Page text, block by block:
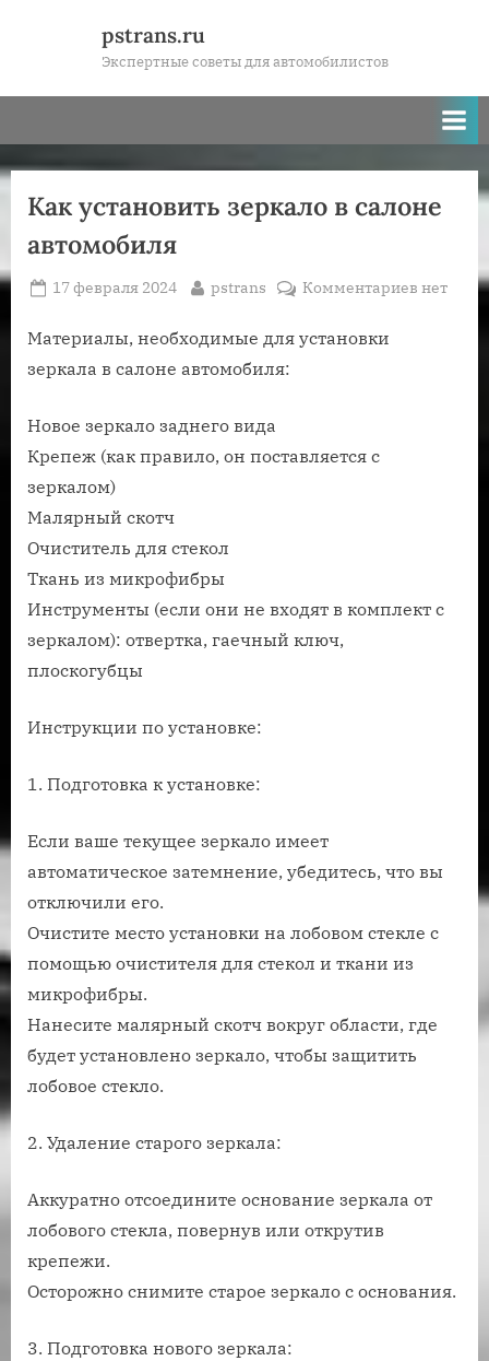
pstrans.ru
Экспертные советы для автомобилистов
Как установить зеркало в салоне
автомобиля
Posted
17 февраля 2024 By
pstrans Комментариевкнет
Материалы, необходимые для установки
зеркала в салоне автомобиля:
Новое зеркало заднего вида
Крепеж (как правило, он поставляется с
зеркалом)
Малярный скотч
Очиститель для стекол
Ткань из микрофибры
Инструменты (если они не входят в комплект с
зеркалом): отвертка, гаечный ключ,
плоскогубцы
Инструкции по установке:
1. Подготовка к установке:
Если ваше текущее зеркало имеет
автоматическое затемнение, убедитесь, что вы
отключили его.
Очистите место установки на лобовом стекле с
помощью очистителя для стекол и ткани из
микрофибры.
Нанесите малярный скотч вокруг области, где
будет установлено зеркало, чтобы защитить
лобовое стекло.
2. Удаление старого зеркала:
Аккуратно отсоедините основание зеркала от
лобового стекла, повернув или открутив
крепежи.
Осторожно снимите старое зеркало с основания.
3. Подготовка нового зеркала: